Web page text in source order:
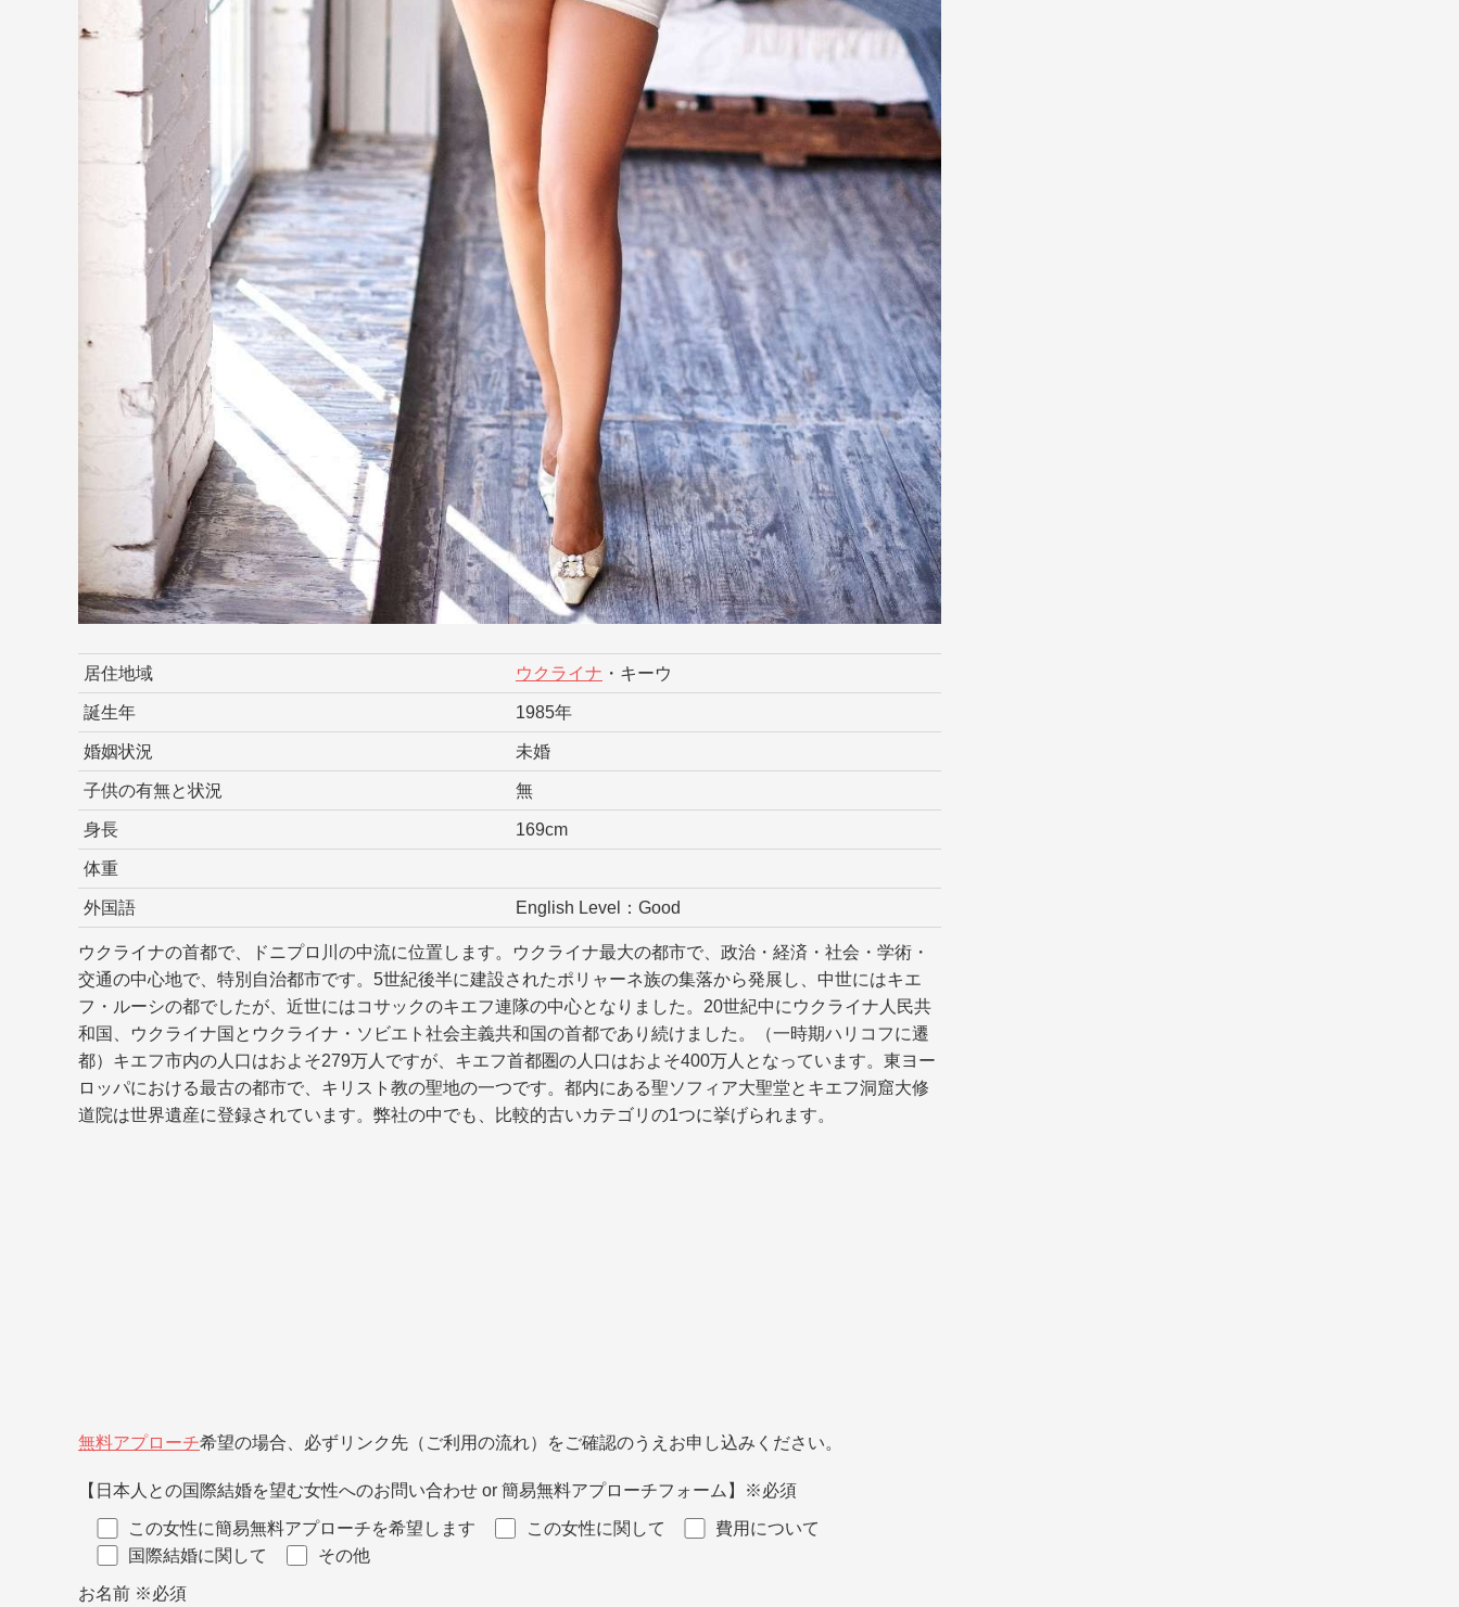
居住地域 ウクライナ ・キーウ
誕生年 1985年
婚姻状況 未婚
子供の有無と状況 無
身長 169cm
体重
外国語 English Level：Good
ウクライナの首都で、ドニプロ川の中流に位置します。ウクライナ最大の都市で、政治・経済・社会・学術・
交通の中心地で、特別自治都市です。5世紀後半に建設されたポリャーネ族の集落から発展し、中世にはキエ
フ・ルーシの都でしたが、近世にはコサックのキエフ連隊の中心となりました。20世紀中にウクライナ人民共
和国、ウクライナ国とウクライナ・ソビエト社会主義共和国の首都であり続けました。（一時期ハリコフに遷
都）キエフ市内の人口はおよそ279万人ですが、キエフ首都圏の人口はおよそ400万人となっています。東ヨー
ロッパにおける最古の都市で、キリスト教の聖地の一つです。都内にある聖ソフィア大聖堂とキエフ洞窟大修
道院は世界遺産に登録されています。弊社の中でも、比較的古いカテゴリの1つに挙げられます。
無料アプローチ希望の場合、必ずリンク先（ご利用の流れ）をご確認のうえお申し込みください。
【日本人との国際結婚を望む女性へのお問い合わせ or 簡易無料アプローチフォーム】 ※必須
この女性に簡易無料アプローチを希望します この女性に関して
費用について
国際結婚に関して
その他
お名前 ※必須